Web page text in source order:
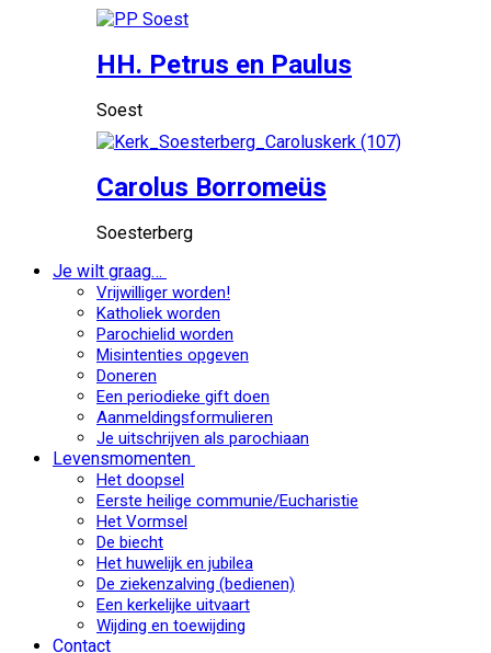
HH. Petrus en Paulus
Soest
Carolus Borromeüs
Soesterberg
Je wilt graag…
Vrijwilliger worden!
Katholiek worden
Parochielid worden
Misintenties opgeven
Doneren
Een periodieke gift doen
Aanmeldingsformulieren
Je uitschrijven als parochiaan
Levensmomenten
Het doopsel
Eerste heilige communie/Eucharistie
Het Vormsel
De biecht
Het huwelijk en jubilea
De ziekenzalving (bedienen)
Een kerkelijke uitvaart
Wijding en toewijding
Contact